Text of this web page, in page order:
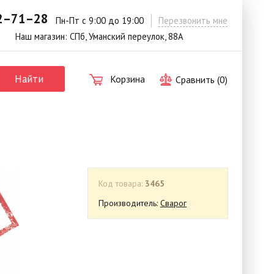
Пн-Пт с 9:00 до 19:00
Перезвонить мне
Наш магазин: СПб, Уманский переулок, 88А
Найти Корзина Сравнить (0)
Код товара: 3465
Производитель: Сварог